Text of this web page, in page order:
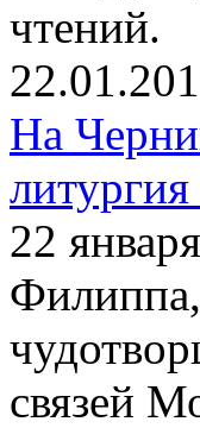
чтений.
На
22
связей